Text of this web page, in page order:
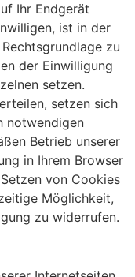
Ihr Endgerät
ist in der
zu
der Einwilligung
setzen.
setzen sich
notwendigen
Betrieb unserer
in Ihrem Browser
von Cookies
Möglichkeit,
zu widerrufen.